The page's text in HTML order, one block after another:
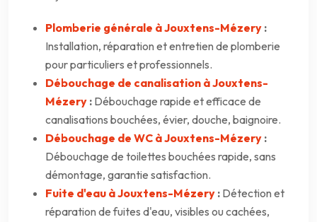
Plomberie générale à Jouxtens-Mézery :
Installation, réparation et entretien de plomberie
pour particuliers et professionnels.
Débouchage de canalisation à Jouxtens-
Mézery : Débouchage rapide et efficace de
canalisations bouchées, évier, douche, baignoire.
Débouchage de WC à Jouxtens-Mézery :
Débouchage de toilettes bouchées rapide, sans
démontage, garantie satisfaction.
Fuite d'eau à Jouxtens-Mézery : Détection et
réparation de fuites d'eau, visibles ou cachées,